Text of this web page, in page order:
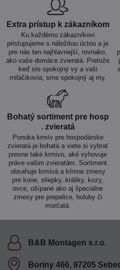
Extra prístup k zákazníkom
Ku každému zákazníkovi
pristupujeme s náležitou úctou a je
pre nás ten najhlavnejší, rovnako,
ako vaše domáce zvieratá. Pretože
keď ste spokojný vy a vaši
miláčikovia, sme spokojný aj my.
Bohatý sortiment pre hosp​
. zvieratá
Ponuka krmív pre hospodárske
zvieratá je bohatá a viete si vybrať
presne také krmivo, aké vyhovuje
práve vašim zvieratám. Sortiment
obsahuje krmivá a kŕmne zmesy
pre kone, sliepky, králiky, kozy,
ovce, ošípané ako aj špeciálne
zmesy pre prepelice, holuby či
morčatá.
B&B Montagen s​.r​.o​.
Boriny 466, 97205